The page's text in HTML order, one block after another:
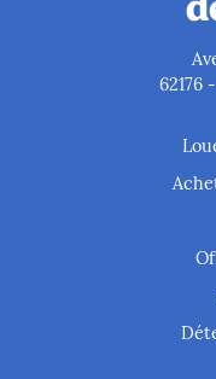
62176-